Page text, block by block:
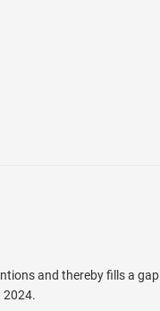
and thereby fills a gap
2024.